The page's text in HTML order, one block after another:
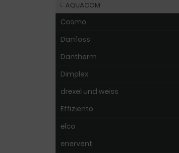
AQUACOM
Cosmo
Danfoss
Dantherm
Dimplex
drexel und weiss
Effiziento
elco
enervent